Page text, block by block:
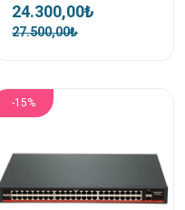
24.300,00₺
27.500,00₺
-15%